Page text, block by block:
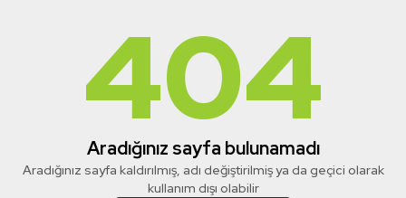
404
Aradığınız sayfa bulunamadı
Aradığınız sayfa kaldırılmış, adı değiştirilmiş ya da geçici olarak
kullanım dışı olabilir